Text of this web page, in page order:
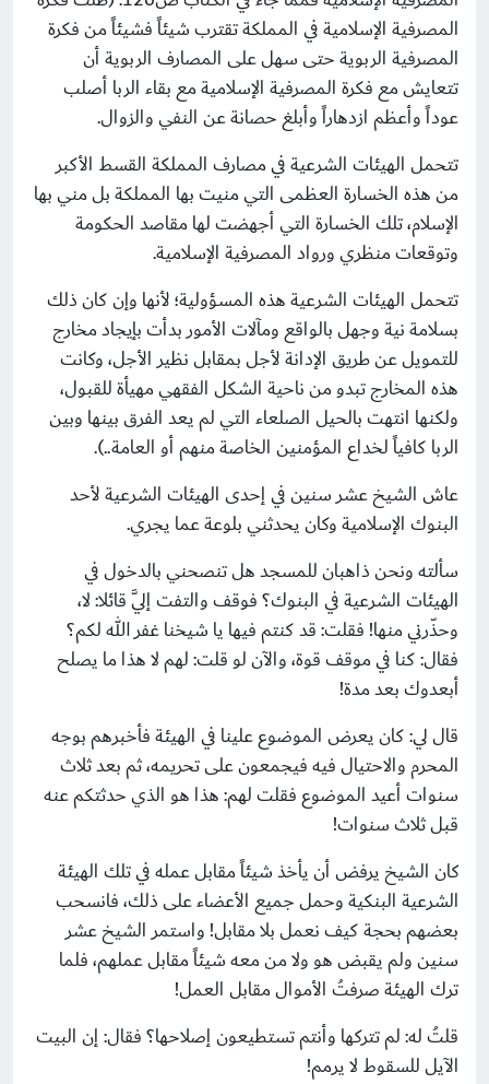
المصرفية الإسلامية في المملكة تقترب شيئاً فشيئاً من فكرة
المصرفية الربوية حتى سهل على المصارف الربوية أن
تتعايش مع فكرة المصرفية الإسلامية مع بقاء الربا أصلب
عوداً وأعظم ازدهاراً وأبلغ حصانة عن النفي والزوال.
تتحمل الهيئات الشرعية في مصارف المملكة القسط الأكبر
من هذه الخسارة العظمى التي منيت بها المملكة بل مني بها
الإسلام، تلك الخسارة التي أجهضت لها مقاصد الحكومة
وتوقعات منظري ورواد المصرفية الإسلامية.
تتحمل الهيئات الشرعية هذه المسؤولية؛ لأنها وإن كان ذلك
بسلامة نية وجهل بالواقع ومآلات الأمور بدأت بإيجاد مخارج
للتمويل عن طريق الإدانة لأجل بمقابل نظير الأجل، وكانت
هذه المخارج تبدو من ناحية الشكل الفقهي مهيأة للقبول،
ولكنها انتهت بالحيل الصلعاء التي لم يعد الفرق بينها وبين
الربا كافياً لخداع المؤمنين الخاصة منهم أو العامة..).
عاش الشيخ عشر سنين في إحدى الهيئات الشرعية لأحد
البنوك الإسلامية وكان يحدثني بلوعة عما يجري.
سألته ونحن ذاهبان للمسجد هل تنصحني بالدخول في
الهيئات الشرعية في البنوك؟ فوقف والتفت إليَّ قائلا: لا،
وحذّرني منها! فقلت: قد كنتم فيها يا شيخنا غفر الله لكم؟
فقال: كنا في موقف قوة، والآن لو قلت: لهم لا هذا ما يصلح
أبعدوك بعد مدة!
قال لي: كان يعرض الموضوع علينا في الهيئة فأخبرهم بوجه
المحرم والاحتيال فيه فيجمعون على تحريمه، ثم بعد ثلاث
سنوات أعيد الموضوع فقلت لهم: هذا هو الذي حدثتكم عنه
قبل ثلاث سنوات!
كان الشيخ يرفض أن يأخذ شيئاً مقابل عمله في تلك الهيئة
الشرعية البنكية وحمل جميع الأعضاء على ذلك، فانسحب
بعضهم بحجة كيف نعمل بلا مقابل! واستمر الشيخ عشر
سنين ولم يقبض هو ولا من معه شيئاً مقابل عملهم، فلما
ترك الهيئة صرفتُ الأموال مقابل العمل!
قلتُ له: لم تتركها وأنتم تستطيعون إصلاحها؟ فقال: إن البيت
الآيل للسقوط لا يرمم!